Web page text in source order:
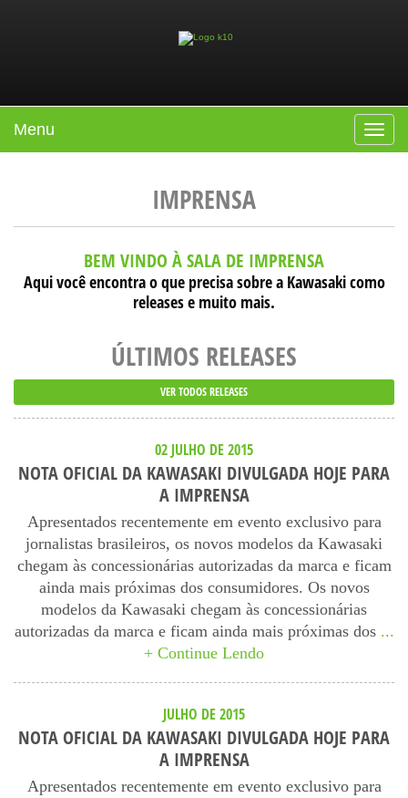
Toggle
Menu
IMPRENSA
BEM VINDO À SALA DE IMPRENSA
Aqui você encontra o que precisa sobre a Kawasaki como
releases e muito mais.
ÚLTIMOS RELEASES
VER TODOS RELEASES
02 JULHO DE 2015
NOTA OFICIAL DA KAWASAKI DIVULGADA HOJE PARA
A IMPRENSA
Apresentados recentemente em evento exclusivo para
jornalistas brasileiros, os novos modelos da Kawasaki
chegam às concessionárias autorizadas da marca e ficam
ainda mais próximas dos consumidores. Os novos
modelos da Kawasaki chegam às concessionárias
autorizadas da marca e ficam ainda mais próximas dos ...
+ Continue Lendo
JULHO DE 2015
NOTA OFICIAL DA KAWASAKI DIVULGADA HOJE PARA
A IMPRENSA
Apresentados recentemente em evento exclusivo para